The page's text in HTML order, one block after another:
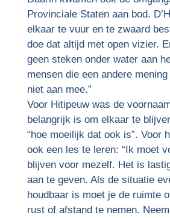
Provinciale Staten aan bod.
elkaar te vuur en te zwaard
doe dat altijd met open vizier.
geen steken onder water aan
mensen die een andere
niet aan mee.”
Voor Hitipeuw was de
belangrijk is om elkaar te
“hoe moeilijk dat ook is”. Voor
ook een les te leren: “Ik moet
blijven voor mezelf. Het is
aan te geven. Als de situatie
houdbaar is moet je de ruimte
rust of afstand te nemen.